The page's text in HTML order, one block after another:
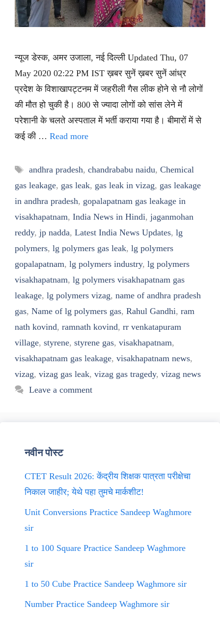
न्यूज डेस्क, अमर उजाला, नई दिल्ली Updated Thu, 07
May 2020 02:22 PM IST ख़बर सुनें ख़बर सुनें आंध्र
प्रदेश के विशाखापट्टनम में जहरीली गैस लीक होने से नौ लोगों
की मौत हो चुकी है। 800 से ज्यादा लोगों को सांस लेने में
परेशानी के चलते अस्पताल में भर्ती कराया गया है। बीमारों में से
कई की … Read more
Tags
andhra pradesh, chandrababu naidu, Chemical
gas leakage, gas leak, gas leak in vizag, gas leakage
in andhra pradesh, gopalapatnam gas leakage in
visakhapatnam, India News in Hindi, jaganmohan
reddy, jp nadda, Latest India News Updates, lg
polymers, lg polymers gas leak, lg polymers
gopalapatnam, lg polymers industry, lg polymers
visakhapatnam, lg polymers visakhapatnam gas
leakage, lg polymers vizag, name of andhra pradesh
gas, Name of lg polymers gas, Rahul Gandhi, ram
nath kovind, ramnath kovind, rr venkatapuram
village, styrene, styrene gas, visakhapatnam,
visakhapatnam gas leakage, visakhapatnam news,
vizag, vizag gas leak, vizag gas tragedy, vizag news
Leave a comment
नवीन पोस्ट
CTET Result 2026: केंद्रीय शिक्षक पात्रता परीक्षेचा
निकाल जाहीर; येथे पहा तुमचे मार्कशीट!
Unit Conversions Practice Sandeep Waghmore
sir
1 to 100 Square Practice Sandeep Waghmore
sir
1 to 50 Cube Practice Sandeep Waghmore sir
Number Practice Sandeep Waghmore sir